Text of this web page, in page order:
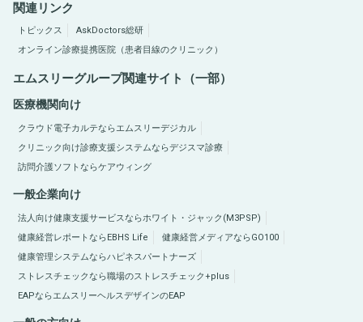
関連リンク
トピックス
AskDoctors総研
オンライン診療提携医院（患者目線のクリニック）
エムスリーグループ関連サイト（一部）
医療機関向け
クラウド電子カルテならエムスリーデジカル
クリニック向け診療支援システムならデジスマ診療
訪問介護ソフトならケアウィング
一般企業向け
法人向け健康支援サービスならホワイト・ジャック(M3PSP)
健康経営レポートならEBHS Life
健康経営メディアならGO100
健康管理システムならハピネスパートナーズ
ストレスチェックなら職場のストレスチェック+plus
EAPならエムスリーヘルスデザインのEAP